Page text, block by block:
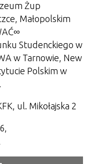
Żup
Małopolskim
Studenckiego w
w Tarnowie, New
Polskim w
ul. Mikołajska 2
,